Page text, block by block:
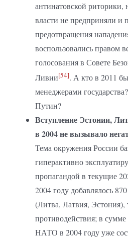
антинатовской риторики,
власти не предприняли и
предотвращения
воспользовались правом
голосования в Совете
Ливии[54]. А кто в 2011
менеджерами
Путин?
Вступление Эстонии,
в 2004 не вызывало
Тема окружения России
гиперактивно
пропагандой в текущие
2004 году добавлялось
(Литва, Латвия, Эстония),
противодействия; в
НАТО в 2004 году уже